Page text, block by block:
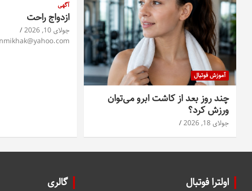
آموزش فوتبال
چند روز بعد از کاشت ابرو می‌توان
ورزش کرد؟
جولای 18, 2026
آگهی
ازدواج راحت
جولای 10, 2026
اولترا فوتبال گالری